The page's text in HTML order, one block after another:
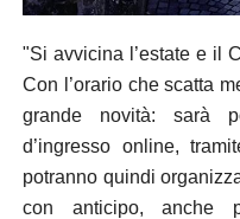
"Si avvicina l’estate e il
Con l’orario che scatta
grande novità: sarà
d’ingresso online,
potranno quindi
con anticipo, anche